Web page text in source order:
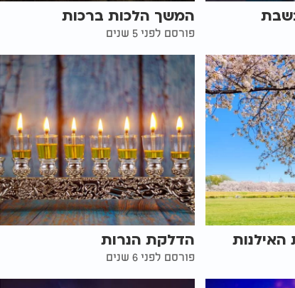
המשך הלכות ברכות
פורסם לפני 5 שנים
האילנות הדלקת הנרות
פורסם לפני 6 שנים